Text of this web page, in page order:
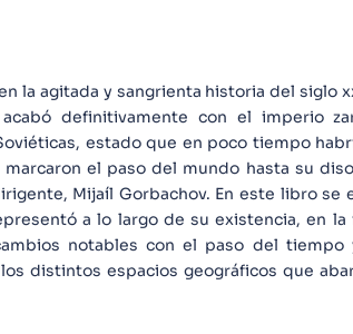
la agitada y sangrienta historia del siglo
definitivamente con el imperio
estado que en poco tiempo
el paso del mundo hasta su
Mijaíl Gorbachov. En este libro se
a lo largo de su existencia, en
notables con el paso del
distintos espacios geográficos que